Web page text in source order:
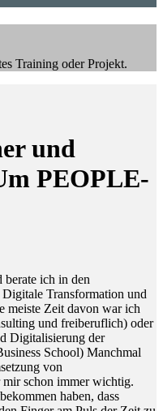
Training oder Projekt.
und
PEOPLE-
berate ich in den
Transformation und
meiste Zeit davon war ich
und freiberuflich) oder
Digitalisierung der
School) Manchmal
von
schon immer wichtig.
haben, dass